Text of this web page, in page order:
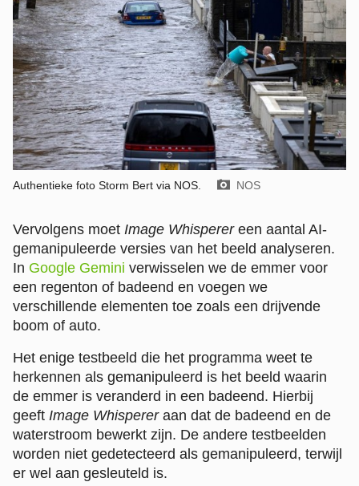
Authentieke foto Storm Bert via NOS. Beeld door:
NOS
Vervolgens moet Image Whisperer een aantal AI-
gemanipuleerde versies van het beeld analyseren.
In Google Gemini verwisselen we de emmer voor
een regenton of badeend en voegen we
verschillende elementen toe zoals een drijvende
boom of auto.
Het enige testbeeld die het programma weet te
herkennen als gemanipuleerd is het beeld waarin
de emmer is veranderd in een badeend. Hierbij
geeft Image Whispereraan dat de badeend en de
waterstroom bewerkt zijn. De andere testbeelden
worden niet gedetecteerd als gemanipuleerd, terwijl
er wel aan gesleuteld is.